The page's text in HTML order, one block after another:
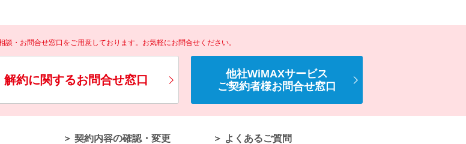
談・お問合せ窓口をご用意しております。お気軽にお問合せください。
解約に関するお問合せ窓口
他社WiMAXサービス
ご契約者様お問合せ窓口
＞ 契約内容の確認・変更 ＞ よくあるご質問